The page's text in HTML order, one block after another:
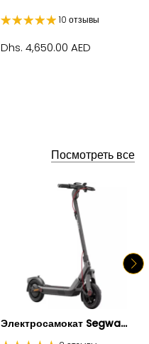
10 отзывы
Dhs. 4,650.00 AED
Посмотреть все
Электросамокат Segwa...